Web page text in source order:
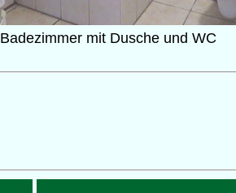
Badezimmer mit Dusche und WC